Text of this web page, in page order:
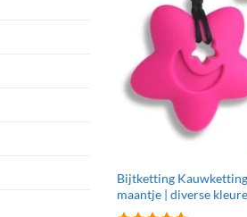
Bijtketting
maantje | diverse